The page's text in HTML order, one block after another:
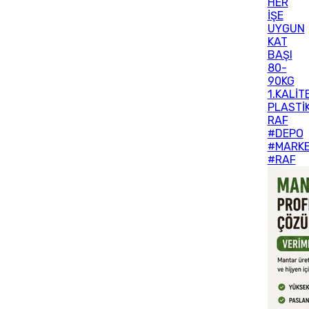
HER
İŞE
UYGUN
KAT
BAŞI
80-
90KG
RAF
#DEPO
#RAF